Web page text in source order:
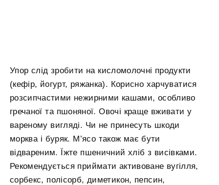
Упор слід зробити на кисломолочні продукти
(кефір, йогурт, ряжанка). Корисно харчуватися
розсипчастими нежирними кашами, особливо
гречаної та пшоняної. Овочі краще вживати у
вареному вигляді. Чи не принесуть шкоди
морква і буряк. М’ясо також має бути
відвареним. Їжте пшеничний хліб з висівками.
Рекомендується приймати активоване вугілля,
сорбекс, полісорб, диметикон, пепсин,